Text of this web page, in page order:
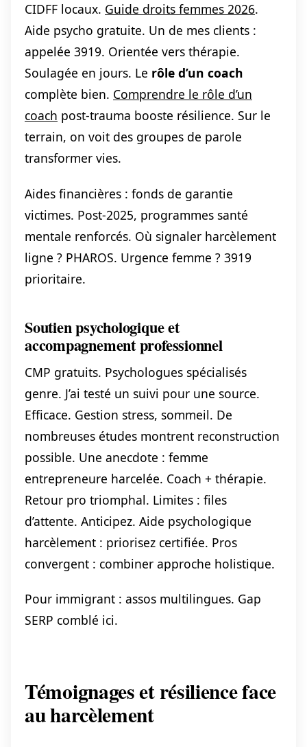
CIDFF locaux. Guide droits femmes 2026.
Aide psycho gratuite. Un de mes clients :
appelée 3919. Orientée vers thérapie.
Soulagée en jours. Le rôle d’un coach
complète bien. Comprendre le rôle d’un
coach post-trauma booste résilience. Sur le
terrain, on voit des groupes de parole
transformer vies.
Aides financières : fonds de garantie
victimes. Post-2025, programmes santé
mentale renforcés. Où signaler harcèlement
ligne ? PHAROS. Urgence femme ? 3919
prioritaire.
Soutien psychologique et
accompagnement professionnel
CMP gratuits. Psychologues spécialisés
genre. J’ai testé un suivi pour une source.
Efficace. Gestion stress, sommeil. De
nombreuses études montrent reconstruction
possible. Une anecdote : femme
entrepreneure harcelée. Coach + thérapie.
Retour pro triomphal. Limites : files
d’attente. Anticipez. Aide psychologique
harcèlement : priorisez certifiée. Pros
convergent : combiner approche holistique.
Pour immigrant : assos multilingues. Gap
SERP comblé ici.
Témoignages et résilience face
au harcèlement